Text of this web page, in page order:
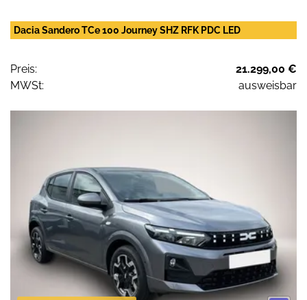
Dacia Sandero TCe 100 Journey SHZ RFK PDC LED
Preis:
21.299,00 €
MWSt:
ausweisbar